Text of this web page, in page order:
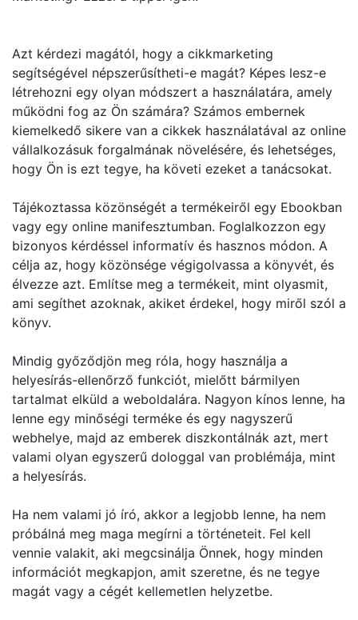
Azt kérdezi magától, hogy a cikkmarketing
segítségével népszerűsítheti-e magát? Képes lesz-e
létrehozni egy olyan módszert a használatára, amely
működni fog az Ön számára? Számos embernek
kiemelkedő sikere van a cikkek használatával az online
vállalkozásuk forgalmának növelésére, és lehetséges,
hogy Ön is ezt tegye, ha követi ezeket a tanácsokat.
Tájékoztassa közönségét a termékeiről egy Ebookban
vagy egy online manifesztumban. Foglalkozzon egy
bizonyos kérdéssel informatív és hasznos módon. A
célja az, hogy közönsége végigolvassa a könyvét, és
élvezze azt. Említse meg a termékeit, mint olyasmit,
ami segíthet azoknak, akiket érdekel, hogy miről szól a
könyv.
Mindig győződjön meg róla, hogy használja a
helyesírás-ellenőrző funkciót, mielőtt bármilyen
tartalmat elküld a weboldalára. Nagyon kínos lenne, ha
lenne egy minőségi terméke és egy nagyszerű
webhelye, majd az emberek diszkontálnák azt, mert
valami olyan egyszerű dologgal van problémája, mint
a helyesírás.
Ha nem valami jó író, akkor a legjobb lenne, ha nem
próbálná meg maga megírni a történeteit. Fel kell
vennie valakit, aki megcsinálja Önnek, hogy minden
információt megkapjon, amit szeretne, és ne tegye
magát vagy a cégét kellemetlen helyzetbe.